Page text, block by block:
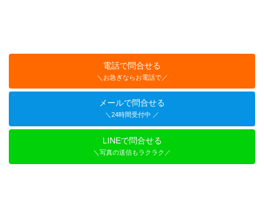
電話で問合せる
＼お急ぎならお電話で／
メールで問合せる
＼24時間受付中 ／
LINEで問合せる
＼写真の送信もラクラク／